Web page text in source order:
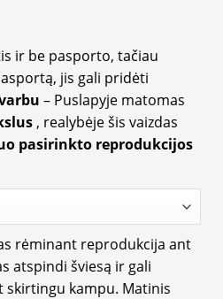
ir be pasporto, tačiau
jis gali pridėti
– Puslapyje matomas
, realybėje šis vaizdas
pasirinkto reprodukcijos
rėminant reprodukcija ant
atspindi šviesą ir gali
kampu. Matinis